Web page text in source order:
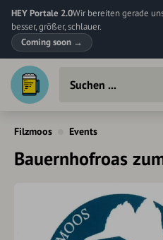
HEY Portale 2.0Wir bereiten gerade
besser, größer, schlauer.
Coming soon →
Filzmoos Events
Bauernhofroas